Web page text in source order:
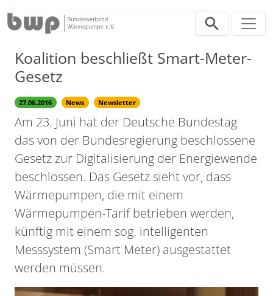
Koalition beschließt Smart-Meter-Gesetz
Koalition beschließt Smart-Meter-
Gesetz
27.06.2016 News Newsletter
Am 23. Juni hat der Deutsche Bundestag
das von der Bundesregierung beschlossene
Gesetz zur Digitalisierung der Energiewende
beschlossen. Das Gesetz sieht vor, dass
Wärmepumpen, die mit einem
Wärmepumpen-Tarif betrieben werden,
künftig mit einem sog. intelligenten
Messsystem (Smart Meter) ausgestattet
werden müssen.